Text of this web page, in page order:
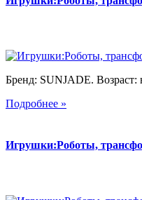
Бренд: SUNJADE. Возраст:
Подробнее »
Игрушки:Роботы,